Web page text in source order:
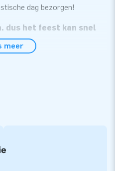
dag bezorgen!
dus het feest kan snel
meer